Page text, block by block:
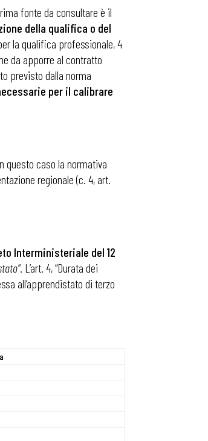
fonte da consultare è il
della qualifica o del
la qualifica professionale, 4
da apporre al contratto
previsto dalla norma
per il calibrare
questo caso la normativa
regionale (c. 4, art.
Interministeriale del 12
. L’art. 4, “Durata dei
all’apprendistato di terzo